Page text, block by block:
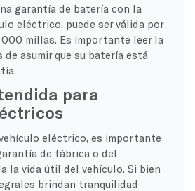
garantía de batería con la
eléctrico, puede ser válida por
millas. Es importante leer la
asumir que su batería está
para
eléctrico, es importante
de fábrica o del
la vida útil del vehículo. Si bien
brindan tranquilidad